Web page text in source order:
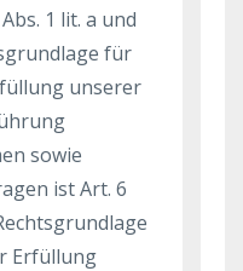
1 lit. a und
für
unserer
sowie
ist Art. 6
Erfüllung